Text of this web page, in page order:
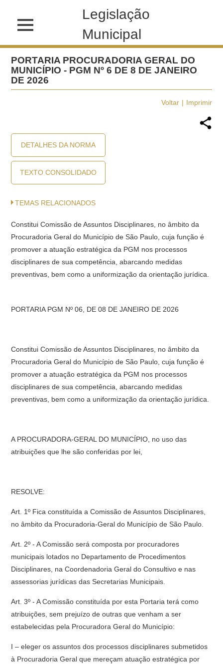
Legislação
Municipal
PORTARIA PROCURADORIA GERAL DO
MUNICÍPIO - PGM Nº 6 DE 8 DE JANEIRO
DE 2026
Voltar Imprimir
DETALHES DA NORMA
TEXTO CONSOLIDADO
TEMAS RELACIONADOS
Constitui Comissão de Assuntos Disciplinares, no âmbito da
Procuradoria Geral do Município de São Paulo, cuja função é
promover a atuação estratégica da PGM nos processos
disciplinares de sua competência, abarcando medidas
preventivas, bem como a uniformização da orientação jurídica.
PORTARIA PGM Nº 06, DE 08 DE JANEIRO DE 2026
Constitui Comissão de Assuntos Disciplinares, no âmbito da
Procuradoria Geral do Município de São Paulo, cuja função é
promover a atuação estratégica da PGM nos processos
disciplinares de sua competência, abarcando medidas
preventivas, bem como a uniformização da orientação jurídica.
A PROCURADORA-GERAL DO MUNICÍPIO, no uso das
atribuições que lhe são conferidas por lei,
RESOLVE:
Art. 1º Fica constituída a Comissão de Assuntos Disciplinares,
no âmbito da Procuradoria-Geral do Município de São Paulo.
Art. 2º - A Comissão será composta por procuradores
municipais lotados no Departamento de Procedimentos
Disciplinares, na Coordenadoria Geral do Consultivo e nas
assessorias jurídicas das Secretarias Municipais.
Art. 3º - A Comissão constituída por esta Portaria terá como
atribuições, sem prejuízo de outras que venham a ser
estabelecidas pela Procuradora Geral do Município:
I – eleger os assuntos dos processos disciplinares submetidos
à Procuradoria Geral que mereçam atuação estratégica por